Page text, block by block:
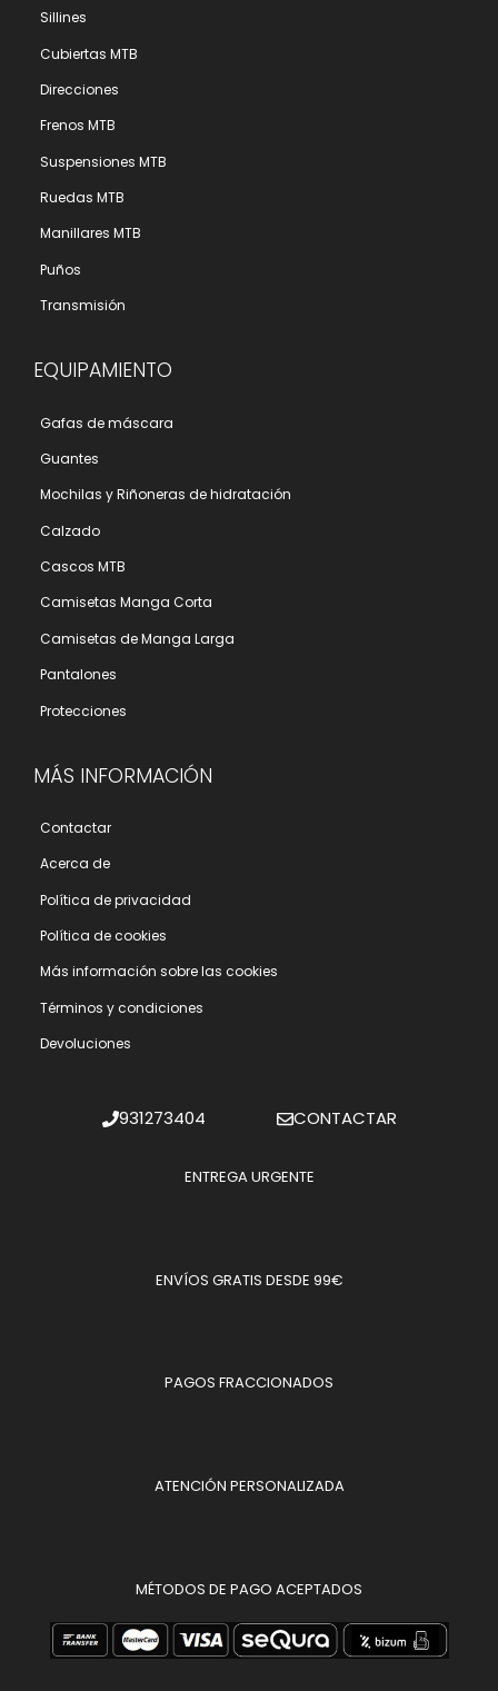
Sillines
Cubiertas MTB
Direcciones
Frenos MTB
Suspensiones MTB
Ruedas MTB
Manillares MTB
Puños
Transmisión
EQUIPAMIENTO
Gafas de máscara
Guantes
Mochilas y Riñoneras de hidratación
Calzado
Cascos MTB
Camisetas Manga Corta
Camisetas de Manga Larga
Pantalones
Protecciones
MÁS INFORMACIÓN
Contactar
Acerca de
Polí­tica de privacidad
Polí­tica de cookies
Más información sobre las cookies
Términos y condiciones
Devoluciones
931273404 CONTACTAR
ENTREGA URGENTE
ENVÍOS GRATIS DESDE 99€
PAGOS FRACCIONADOS
ATENCIÓN PERSONALIZADA
MÉTODOS DE PAGO ACEPTADOS